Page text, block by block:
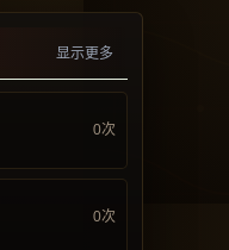
显示更多
0次
0次